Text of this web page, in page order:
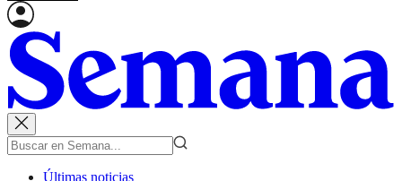
Últimas noticias